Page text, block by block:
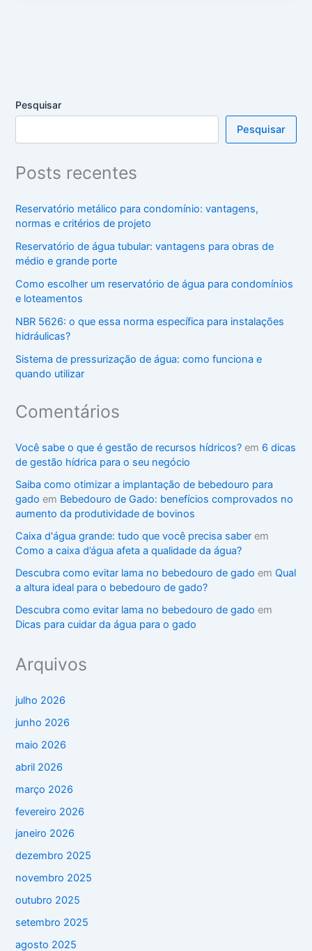
Pesquisar
Pesquisar
Posts recentes
Reservatório metálico para condomínio: vantagens,
normas e critérios de projeto
Reservatório de água tubular: vantagens para obras de
médio e grande porte
Como escolher um reservatório de água para condomínios
e loteamentos
NBR 5626: o que essa norma específica para instalações
hidráulicas?
Sistema de pressurização de água: como funciona e
quando utilizar
Comentários
Você sabe o que é gestão de recursos hídricos? em 6 dicas
de gestão hídrica para o seu negócio
Saiba como otimizar a implantação de bebedouro para
gado em Bebedouro de Gado: benefícios comprovados no
aumento da produtividade de bovinos
Caixa d'água grande: tudo que você precisa saber em
Como a caixa d’água afeta a qualidade da água?
Descubra como evitar lama no bebedouro de gado em Qual
a altura ideal para o bebedouro de gado?
Descubra como evitar lama no bebedouro de gado em
Dicas para cuidar da água para o gado
Arquivos
julho 2026
junho 2026
maio 2026
abril 2026
março 2026
fevereiro 2026
janeiro 2026
dezembro 2025
novembro 2025
outubro 2025
setembro 2025
agosto 2025